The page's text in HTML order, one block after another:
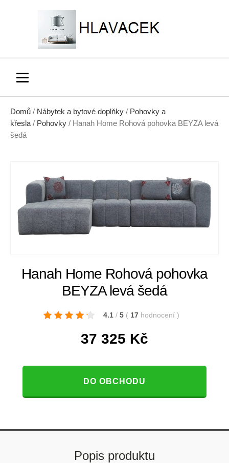
Domů / Nábytek a bytové doplňky / Pohovky a
křesla / Pohovky / Hanah Home Rohová pohovka BEYZA levá
šedá
Hanah Home Rohová pohovka
BEYZA levá šedá
4.1 / 5 ( 17 hodnocení )
37 325 Kč
DO OBCHODU
Popis produktu